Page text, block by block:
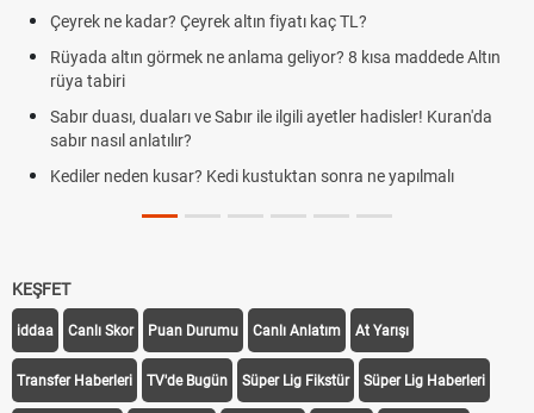
Çeyrek ne kadar? Çeyrek altın fiyatı kaç TL?
Rüyada altın görmek ne anlama geliyor? 8 kısa maddede Altın
rüya tabiri
Sabır duası, duaları ve Sabır ile ilgili ayetler hadisler! Kuran'da
sabır nasıl anlatılır?
Kediler neden kusar? Kedi kustuktan sonra ne yapılmalı
KEŞFET
iddaa Canlı Skor Puan Durumu Canlı Anlatım At Yarışı
Transfer Haberleri TV'de Bugün Süper Lig Fikstür Süper Lig Haberleri